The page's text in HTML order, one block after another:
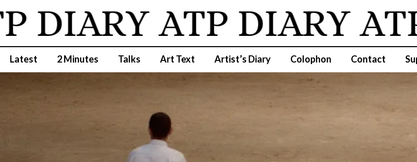
ATP DIARY ATP
Latest 2 Minutes Talks Art Text Artist’s Diary Colophon Contact